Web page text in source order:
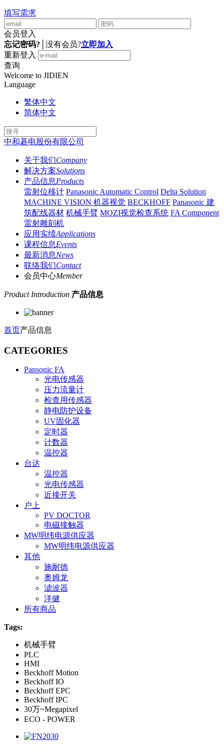
填写需求
会员登入
忘记密码?
没有会员?立即加入
重新登入
查询
Welcome to JIDIEN
Language
繁体中文
简体中文
中和碁电股份有限公司
关于我们Company
解决方案Solutions
产品信息Products
雷射位移计 Panasonic Automatic Control Delta Solution
MACHINE VISION 机器视觉 BECKHOFF Panasonic 建
筑配线器材 机械手臂 MOZI视觉检查系统 FA Component
雷射雕刻机
应用实绩Applications
课程信息Events
最新消息News
联络我们Contact
会员中心Member
Product Introduction 产品信息
首页产品信息
CATEGORIES
Pansonic FA
光电传感器
压力流量计
检查用传感器
静电防护设备
UV固化器
定时器
计数器
温控器
台达
温控器
光电传感器
近接开关
户上
PV DOCTOR
电磁接触器
MW明纬电源供应器
MW明纬电源供应器
其他
施耐德
奥姆龙
滤波器
洋健
所有商品
Tags:
机械手臂
PLC
HMI
Beckhoff Motion
Beckhoff IO
Beckhoff EPC
Beckhoff IPC
30万~Megapixel
ECO - POWER